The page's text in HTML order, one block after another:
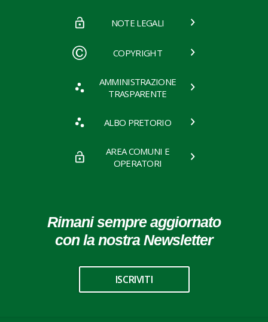
NOTE LEGALI
COPYRIGHT
AMMINISTRAZIONE
TRASPARENTE
ALBO PRETORIO
AREA COMUNI E
OPERATORI
Rimani sempre aggiornato
con la nostra Newsletter
ISCRIVITI